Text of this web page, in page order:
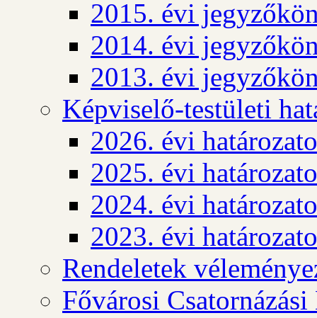
2015. évi
2014. évi
2013. évi
Képviselő-testületi
2026. évi
2025. évi
2024. évi
2023. évi
Rendeletek
Fővárosi